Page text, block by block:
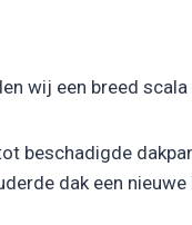
wij een breed scala
beschadigde
dak een